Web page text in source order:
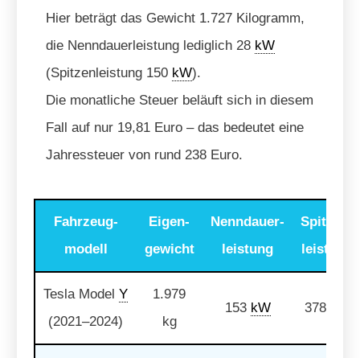
Hier beträgt das Gewicht 1.727 Kilogramm,
die Nenndauerleistung lediglich 28 kW
(Spitzenleistung 150 kW).
Die monatliche Steuer beläuft sich in diesem
Fall auf nur 19,81 Euro – das bedeutet eine
Jahressteuer von rund 238 Euro.
Fahrzeug-
modell
Eigen-
gewicht
Nenndauer-
leistung
Spitzen-
leistung
Tesla Model Y
(2021–2024)
1.979
kg
153 kW 378